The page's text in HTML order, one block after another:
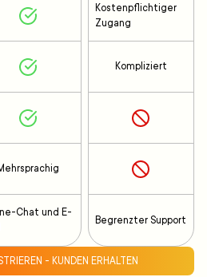
Chat und E-
Kostenpflichtiger
Zugang
Kompliziert
Begrenzter Support
- KUNDEN ERHALTEN